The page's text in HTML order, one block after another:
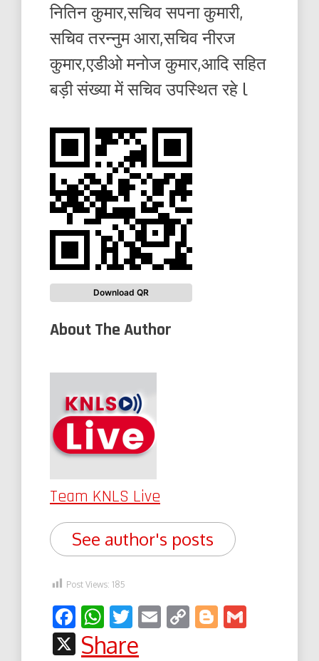
नितिन कुमार,सचिव सपना कुमारी,
सचिव तरन्नुम आरा,सचिव नीरज
कुमार,एडीओ मनोज कुमार,आदि सहित
बड़ी संख्या में सचिव उपस्थित रहे l
Download QR
About The Author
Team KNLS Live
See author's posts
Post Views: 185
Facebook
WhatsApp
Twitter
EmailCopyBlogger
X
Share